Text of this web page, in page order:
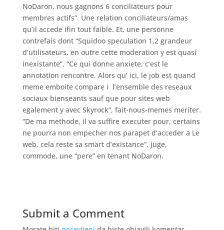
NoDaron, nous gagnons 6 conciliateurs pour
membres actifs”. Une relation conciliateurs/amas
qu’il accede ifin tout faible. Et, une personne
contrefais dont “Squidoo speculation 1,2 grandeur
d’utilisateurs, en outre cette moderation y est quasi
inexistante”. “Ce qui donne anxiete, c’est le
annotation rencontre. Alors qu’ ici, le job est quand
meme emboite compare i l’ensemble des reseaux
sociaux bienseants sauf que pour sites web
egalement y avec Skyrock”, fait-nous-memes meriter.
“De ma methode, il va suffire executer pour, certains
ne pourra non empecher nos parapet d’acceder a Le
web, cela reste sa smart d’existance”, juge,
commode, une “pere” en tenant NoDaron.
Submit a Comment